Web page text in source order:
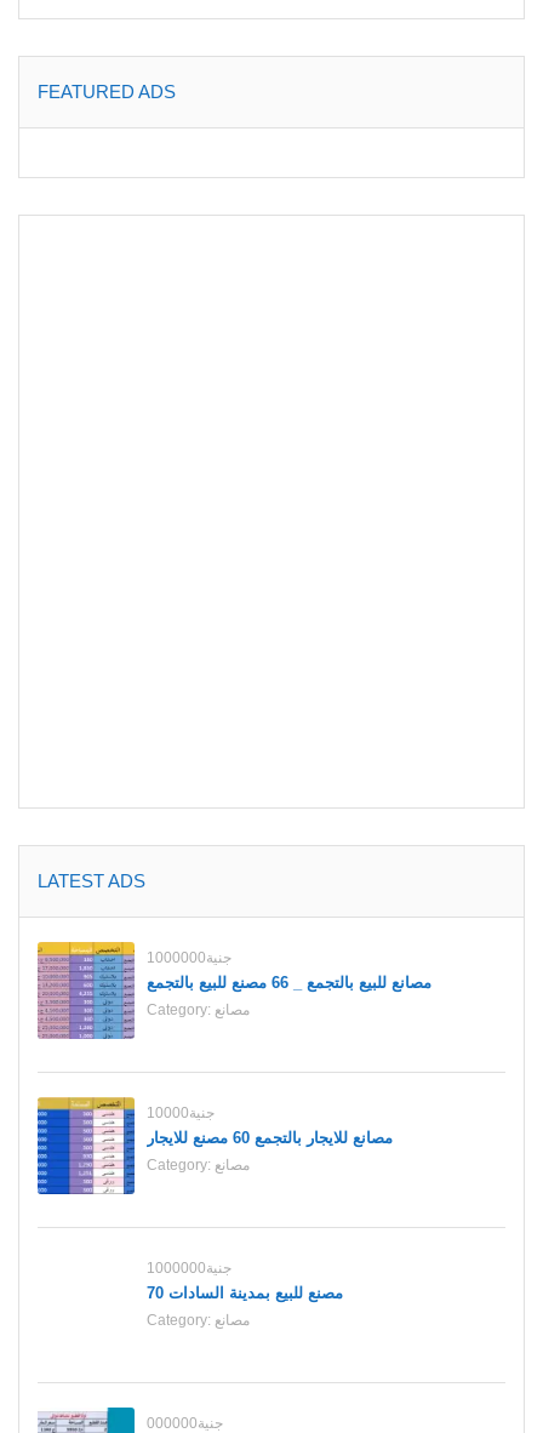
FEATURED ADS
LATEST ADS
1000000جنية
مصانع للبيع بالتجمع _ 66 مصنع للبيع بالتجمع
Category: مصانع
10000جنية
مصانع للايجار بالتجمع 60 مصنع للايجار
Category: مصانع
1000000جنية
70 مصنع للبيع بمدينة السادات
Category: مصانع
000000جنية